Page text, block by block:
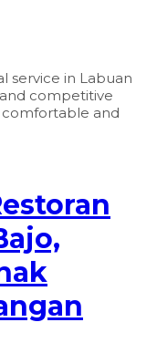
service in Labuan
competitive
comfortable and